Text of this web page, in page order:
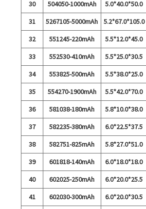
30
504050-1000mAh 5.0*40.0*50.0
31
5267105-5000mAh 5.2*67.0*105.0
32
551245-220mAh 5.5*12.0*45.0
33
552530-410mAh 5.5*25.0*30.5
34
553825-500mAh 5.5*38.0*25.0
35
554270-1900mAh 5.5*42.0*70.0
36
581038-180mAh 5.8*10.0*38.0
37
582235-380mAh 6.0*22.5*37.5
38
582751-825mAh 5.8*27.0*51.0
39
601818-140mAh 6.0*18.0*18.0
40
602025-250mAh 6.0*20.0*25.5
41
602030-300mAh 6.0*20.0*30.5